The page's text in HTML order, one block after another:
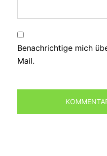
Benachrichtige mich
Mail.